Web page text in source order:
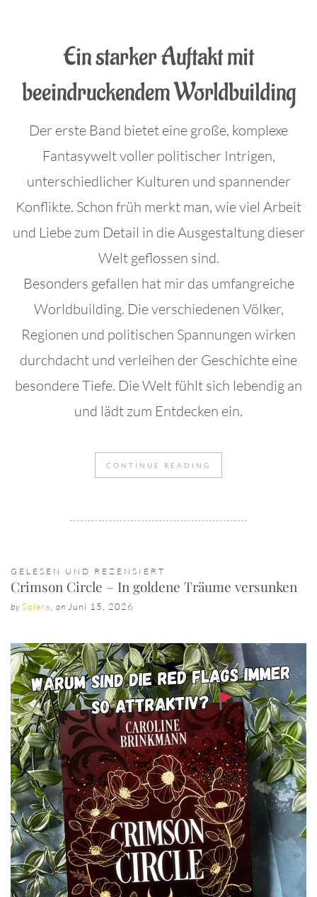
Ein starker Auftakt mit
beeindruckendem Worldbuilding
Der erste Band bietet eine große, komplexe
Fantasywelt voller politischer Intrigen,
unterschiedlicher Kulturen und spannender
Konflikte. Schon früh merkt man, wie viel Arbeit
und Liebe zum Detail in die Ausgestaltung dieser
Welt geflossen sind.
Besonders gefallen hat mir das umfangreiche
Worldbuilding. Die verschiedenen Völker,
Regionen und politischen Spannungen wirken
durchdacht und verleihen der Geschichte eine
besondere Tiefe. Die Welt fühlt sich lebendig an
und lädt zum Entdecken ein.
CONTINUE READING
GELESEN UND REZENSIERT
Crimson Circle – In goldene Träume versunken
by Solara on Juni 15, 2026